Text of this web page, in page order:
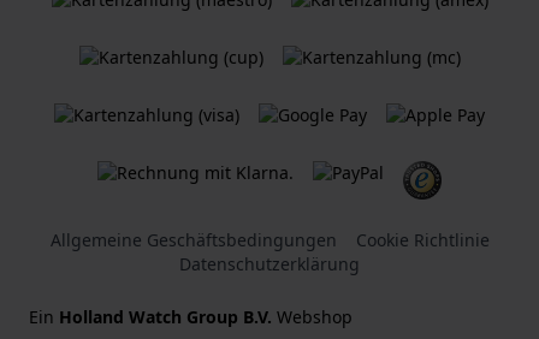
Allgemeine Geschäftsbedingungen
Cookie Richtlinie
Datenschutzerklärung
Ein Holland Watch Group B.V. Webshop